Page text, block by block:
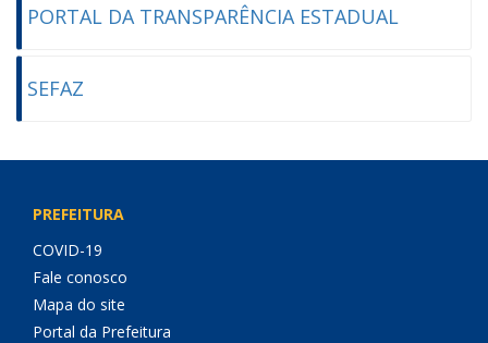
PORTAL DA TRANSPARÊNCIA ESTADUAL
SEFAZ
PREFEITURA
COVID-19
Fale conosco
Mapa do site
Portal da Prefeitura